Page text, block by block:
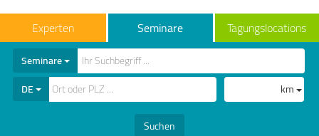
Seminare Tagungslocations
Seminare
DE
km
Suchen